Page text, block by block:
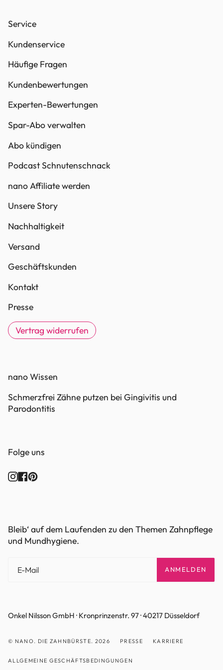
Service
Kundenservice
Häufige Fragen
Kundenbewertungen
Experten-Bewertungen
Spar-Abo verwalten
Abo kündigen
Podcast Schnutenschnack
nano Affiliate werden
Unsere Story
Nachhaltigkeit
Versand
Geschäftskunden
Kontakt
Presse
Vertrag widerrufen
nano Wissen
Schmerzfrei Zähne putzen bei Gingivitis und
Parodontitis
Folge uns
Instagram
Facebook
Pinterest
Bleib‘ auf dem Laufenden zu den Themen Zahnpflege
und Mundhygiene.
ANMELDEN
Onkel Nilsson GmbH · Kronprinzenstr. 97 · 40217 Düsseldorf
© NANO. DIE ZAHNBÜRSTE. 2026 PRESSE KARRIERE
ALLGEMEINE GESCHÄFTSBEDINGUNGEN